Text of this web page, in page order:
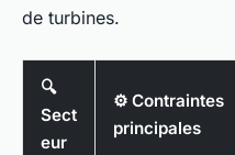
de turbines.
🔍
Sect
eur
⚙️ Contraintes
principales